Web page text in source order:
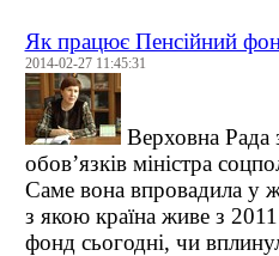
Як працює Пенсійний
2014-02-27 11:45:31
Верховна Рада
обов’язків міністра
Саме вона впровадила у
з якою країна живе з
фонд сьогодні, чи